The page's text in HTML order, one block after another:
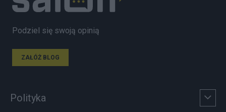
Podziel się swoją opinią
ZAŁÓŻ BLOG
Polityka